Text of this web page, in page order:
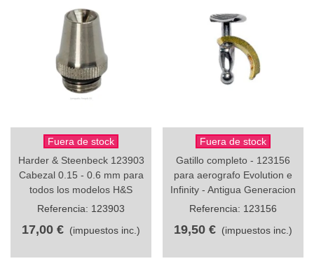
Fuera de stock
Harder & Steenbeck 123903
Cabezal 0.15 - 0.6 mm para
todos los modelos H&S
Referencia: 123903
17,00 € (impuestos inc.)
Fuera de stock
Gatillo completo - 123156
para aerografo Evolution e
Infinity - Antigua Generacion
Referencia: 123156
19,50 € (impuestos inc.)